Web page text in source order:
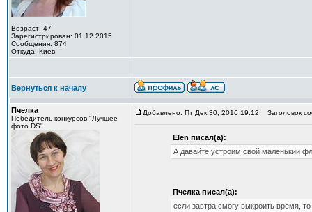
Возраст: 47
Зарегистрирован: 01.12.2015
Сообщения: 874
Откуда: Киев
Вернуться к началу
Пчелка
Победитель конкурсов "Лучшее
фото DS"
Добавлено: Пт Дек 30, 2016 19:12 Заголовок
Elen писал(а):
А давайте устроим свой маленький
Пчелка писал(а):
если завтра смогу выкроить время,